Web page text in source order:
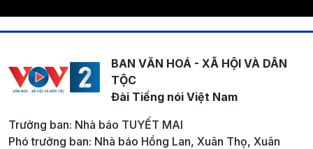
BAN VĂN HOÁ - XÃ HỘI VÀ DÂN
TỘC
Đài Tiếng nói Việt Nam
Trưởng ban: Nhà báo TUYẾT MAI
Phó trưởng ban: Nhà báo Hồng Lan, Xuân Thọ, Xuân